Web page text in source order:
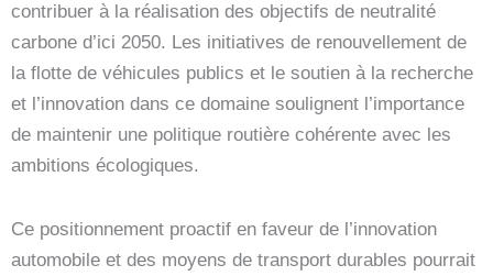
contribuer à la réalisation des objectifs de neutralité
carbone d’ici 2050. Les initiatives de renouvellement de
la flotte de véhicules publics et le soutien à la recherche
et l’innovation dans ce domaine soulignent l’importance
de maintenir une politique routière cohérente avec les
ambitions écologiques.
Ce positionnement proactif en faveur de l’innovation
automobile et des moyens de transport durables pourrait